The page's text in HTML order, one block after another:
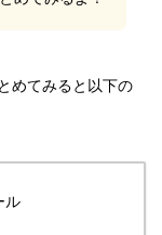
めてみると以下の
ル